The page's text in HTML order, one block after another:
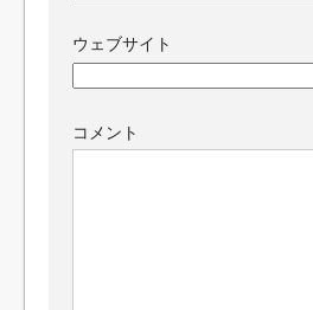
ウェブサイト
コメント